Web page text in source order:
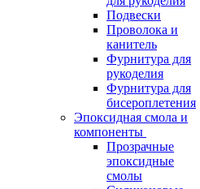
Подвески
Проволока и
канитель
Фурнитура для
рукоделия
Фурнитура для
бисероплетения
Эпоксидная смола и
компоненты
Прозрачные
эпоксидные
смолы